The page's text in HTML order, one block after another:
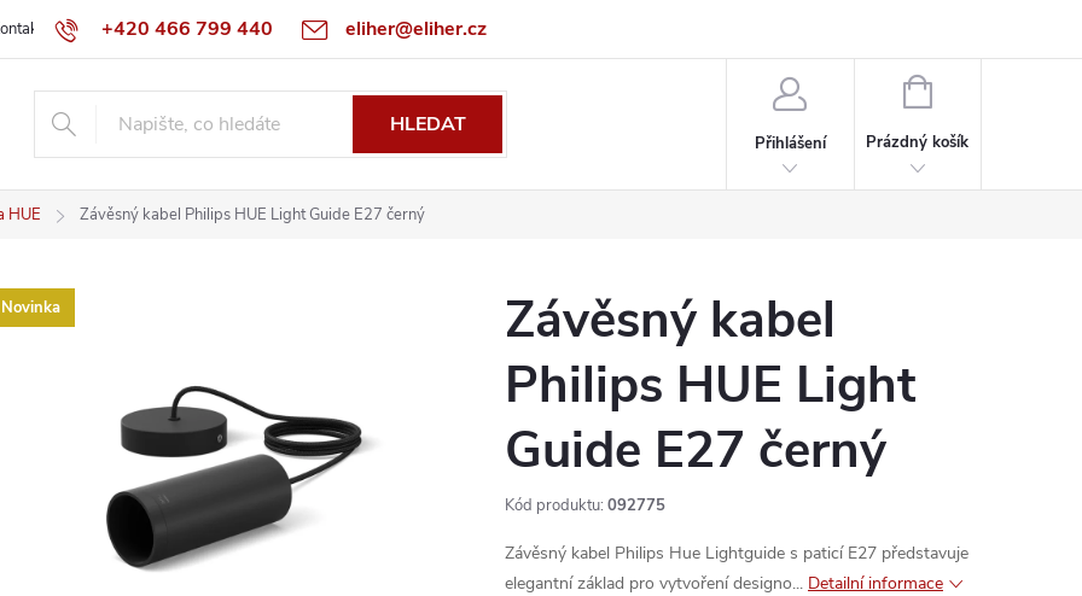
+420 466 799 440 eliher@eliher.cz
Obchodní podmínky Reklamační řád Specialista na Bordeaux
HLEDAT
Přihlášení
NÁKUPNÍ
Prázdný košík
HUE Závěsný kabel Philips HUE Light Guide E27 černý
Novinka
Závěsný kabel
Philips HUE Light
Guide E27 černý
Kód produktu: 092775
Závěsný kabel Philips Hue Lightguide s paticí E27 představuje
elegantní základ pro vytvoření designo... Detailní informace